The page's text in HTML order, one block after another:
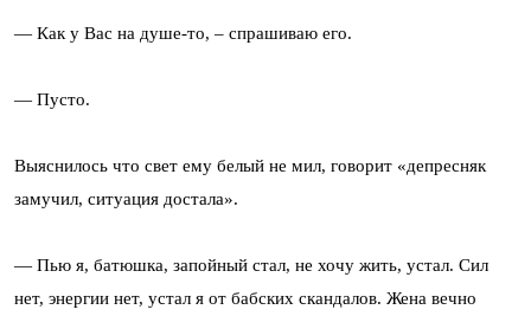
— Как у Вас на душе-то, – спрашиваю его.
— Пусто.
Выяснилось что свет ему белый не мил, говорит «депресняк
замучил, ситуация достала».
— Пью я, батюшка, запойный стал, не хочу жить, устал. Сил
нет, энергии нет, устал я от бабских скандалов. Жена вечно